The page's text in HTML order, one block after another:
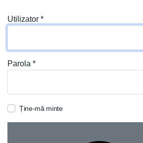
Utilizator *
Parola *
Ține-mă minte